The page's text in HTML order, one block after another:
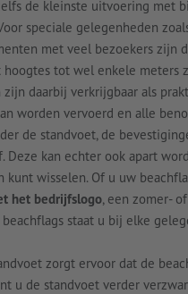
de kleinste uitvoering met
speciale gelegenheden
met veel bezoekers zijn
tot wel enkele meters
daarbij verkrijgbaar als
worden vervoerd en alle
de standvoet, de
Deze kan echter ook apart
kunt wisselen. Of u uw
het bedrijfslogo, een zomer-
staat u bij elke
zorgt ervoor dat de
u de standvoet verder